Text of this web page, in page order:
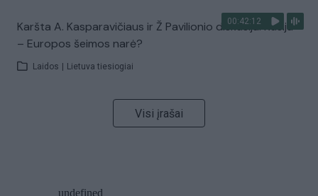
00:42:12
Karšta A. Kasparavičiaus ir Ž Pavilionio diskusija: Rusija
– Europos šeimos narė?
Laidos Lietuva tiesiogiai
Visi įrašai